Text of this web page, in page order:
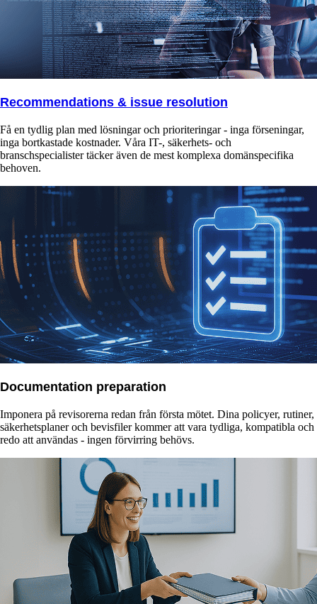
Recommendations & issue resolution
Få en tydlig plan med lösningar och prioriteringar - inga förseningar,
inga bortkastade kostnader. Våra IT-, säkerhets- och
branschspecialister täcker även de mest komplexa domänspecifika
behoven.
Documentation preparation
Imponera på revisorerna redan från första mötet. Dina policyer, rutiner,
säkerhetsplaner och bevisfiler kommer att vara tydliga, kompatibla och
redo att användas - ingen förvirring behövs.